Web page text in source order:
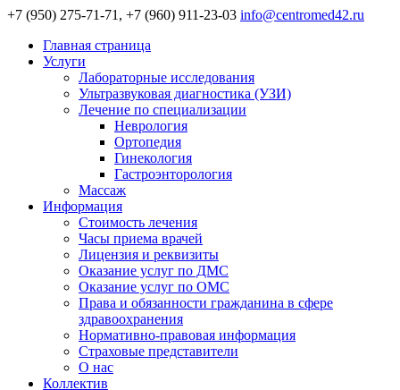
+7 (950) 275-71-71, +7 (960) 911-23-03 info@centromed42.ru
Главная страница
Услуги
Лабораторные исследования
Ультразвуковая диагностика (УЗИ)
Лечение по специализации
Неврология
Ортопедия
Гинекология
Гастроэнторология
Массаж
Информация
Стоимость лечения
Часы приема врачей
Лицензия и реквизиты
Оказание услуг по ДМС
Оказание услуг по ОМС
Права и обязанности гражданина в сфере
здравоохранения
Нормативно-правовая информация
Страховые представители
О нас
Коллектив